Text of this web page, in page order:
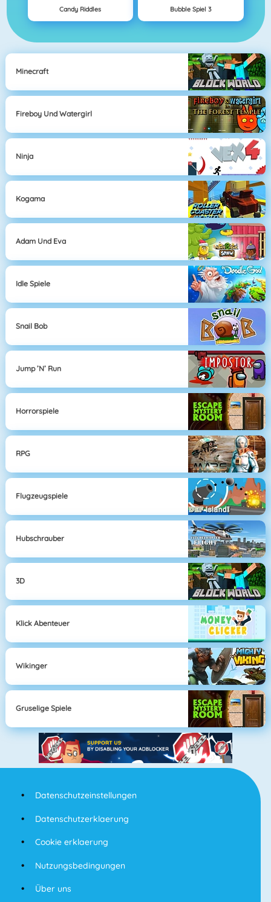
Candy Riddles Bubble Spiel 3
Minecraft
Fireboy Und Watergirl
Ninja
Kogama
Adam Und Eva
Idle Spiele
Snail Bob
Jump ’n’ Run
Horrorspiele
RPG
Flugzeugspiele
Hubschrauber
3D
Klick Abenteuer
Wikinger
Gruselige Spiele
Datenschutzeinstellungen
Datenschutzerklaerung
Cookie erklaerung
Nutzungsbedingungen
Über uns